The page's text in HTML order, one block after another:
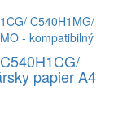
papier A4